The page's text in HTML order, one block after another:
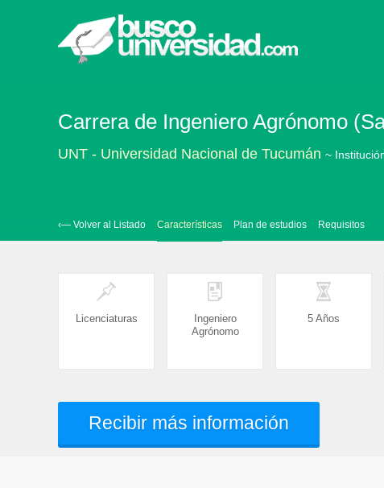
Carrera de Ingeniero Agrónomo
UNT - Universidad Nacional de Tucumán ~
‹— Volver al Listado Características Plan de estudios Requisitos
Licenciaturas
Ingeniero
Agrónomo
5 Años
Recibir más información